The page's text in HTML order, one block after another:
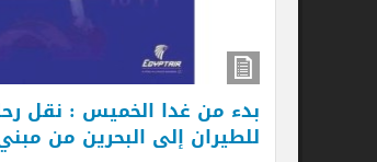
بدء من غدا الخميس : نقل رحلات مصر
للطيران إلى البحرين من مبني الركاب 3 الي 2